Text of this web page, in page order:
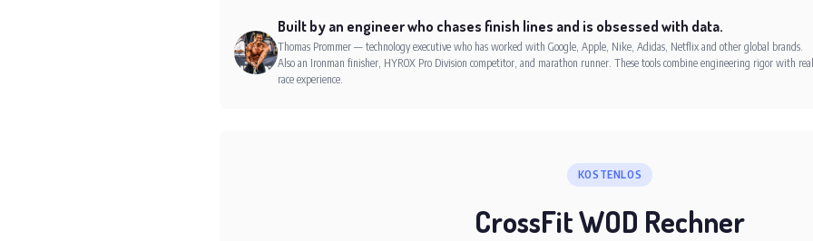
Built by an engineer who chases finish lines and is obsessed with data.
Thomas Prommer — technology executive who has worked with Google, Apple, Nike, Adidas, Netflix and other global brands.
Also an Ironman finisher, HYROX Pro Division competitor, and marathon runner. These tools combine engineering rigor with real
race experience.
KOSTENLOS
CrossFit WOD Rechner